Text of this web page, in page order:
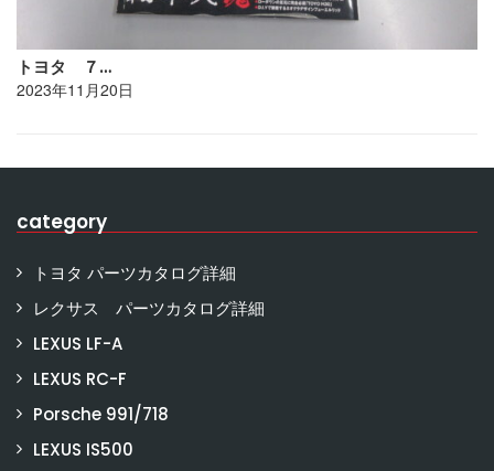
トヨタ ７…
2023年11月20日
category
トヨタ パーツカタログ詳細
レクサス パーツカタログ詳細
LEXUS LF-A
LEXUS RC-F
Porsche 991/718
LEXUS IS500